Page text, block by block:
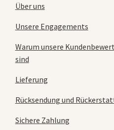
Über uns
Unsere Engagements
Warum unsere
sind
Lieferung
Rücksendung und
Sichere Zahlung